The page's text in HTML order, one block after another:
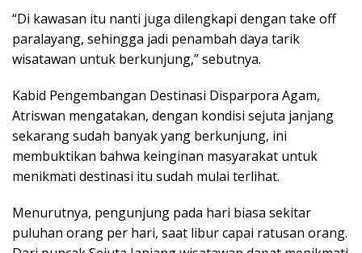
“Di kawasan itu nanti juga dilengkapi dengan take off
paralayang, sehingga jadi penambah daya tarik
wisatawan untuk berkunjung,” sebutnya.
Kabid Pengembangan Destinasi Disparpora Agam,
Atriswan mengatakan, dengan kondisi sejuta janjang
sekarang sudah banyak yang berkunjung, ini
membuktikan bahwa keinginan masyarakat untuk
menikmati destinasi itu sudah mulai terlihat.
Menurutnya, pengunjung pada hari biasa sekitar
puluhan orang per hari, saat libur capai ratusan orang.